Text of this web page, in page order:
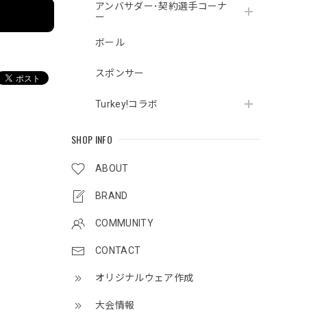
アンバサダー･契約選手コーナ
ー
ボール
スポンサー
Turkey!コラボ
SHOP INFO
ABOUT
BRAND
COMMUNITY
CONTACT
オリジナルウェア作成
大会情報